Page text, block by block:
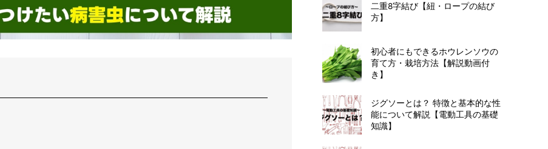
二重8字結び【紐・ロープの結び
方】
初心者にもできるホウレンソウの
育て方・栽培方法【解説動画付
き】
ジグソーとは？ 特徴と基本的な性
能について解説【電動工具の基礎
知識】